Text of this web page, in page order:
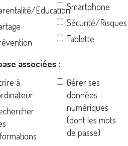
EducationSmartphone
Sécurité/Risques
Tablette
associées
à
Gérer ses
données
numériques
(dont les mots
de passe)